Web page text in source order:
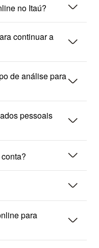
no Itaú? seta_baixo
continuar a
seta_baixo
de análise paraseta_baixo
pessoais
seta_baixo
seta_baixo
seta_baixo
para
seta_baixo